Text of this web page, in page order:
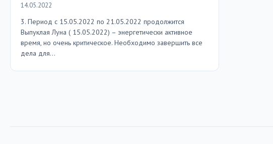
14.05.2022
3. Период с 15.05.2022 по 21.05.2022 продолжится
Выпуклая Луна ( 15.05.2022) – энергетически активное
время, но очень критическое. Необходимо завершить все
дела для…